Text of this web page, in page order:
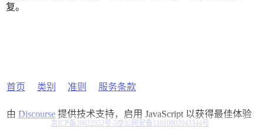
复。
首页 类别 准则 服务条款
由 Discourse提供技术支持，启用 JavaScript 以获得最佳体验
京ICP备20022552号-5京公网安备11010802043344号